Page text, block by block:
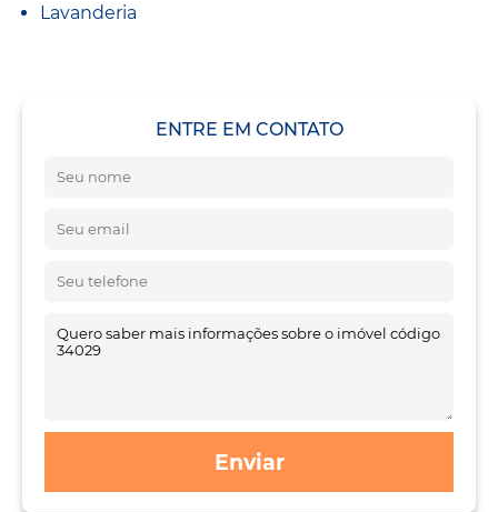
Lavanderia
ENTRE EM CONTATO
Enviar